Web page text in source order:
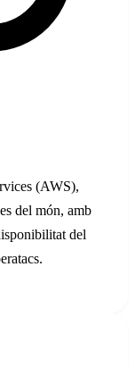
(AWS),
del món, amb
del